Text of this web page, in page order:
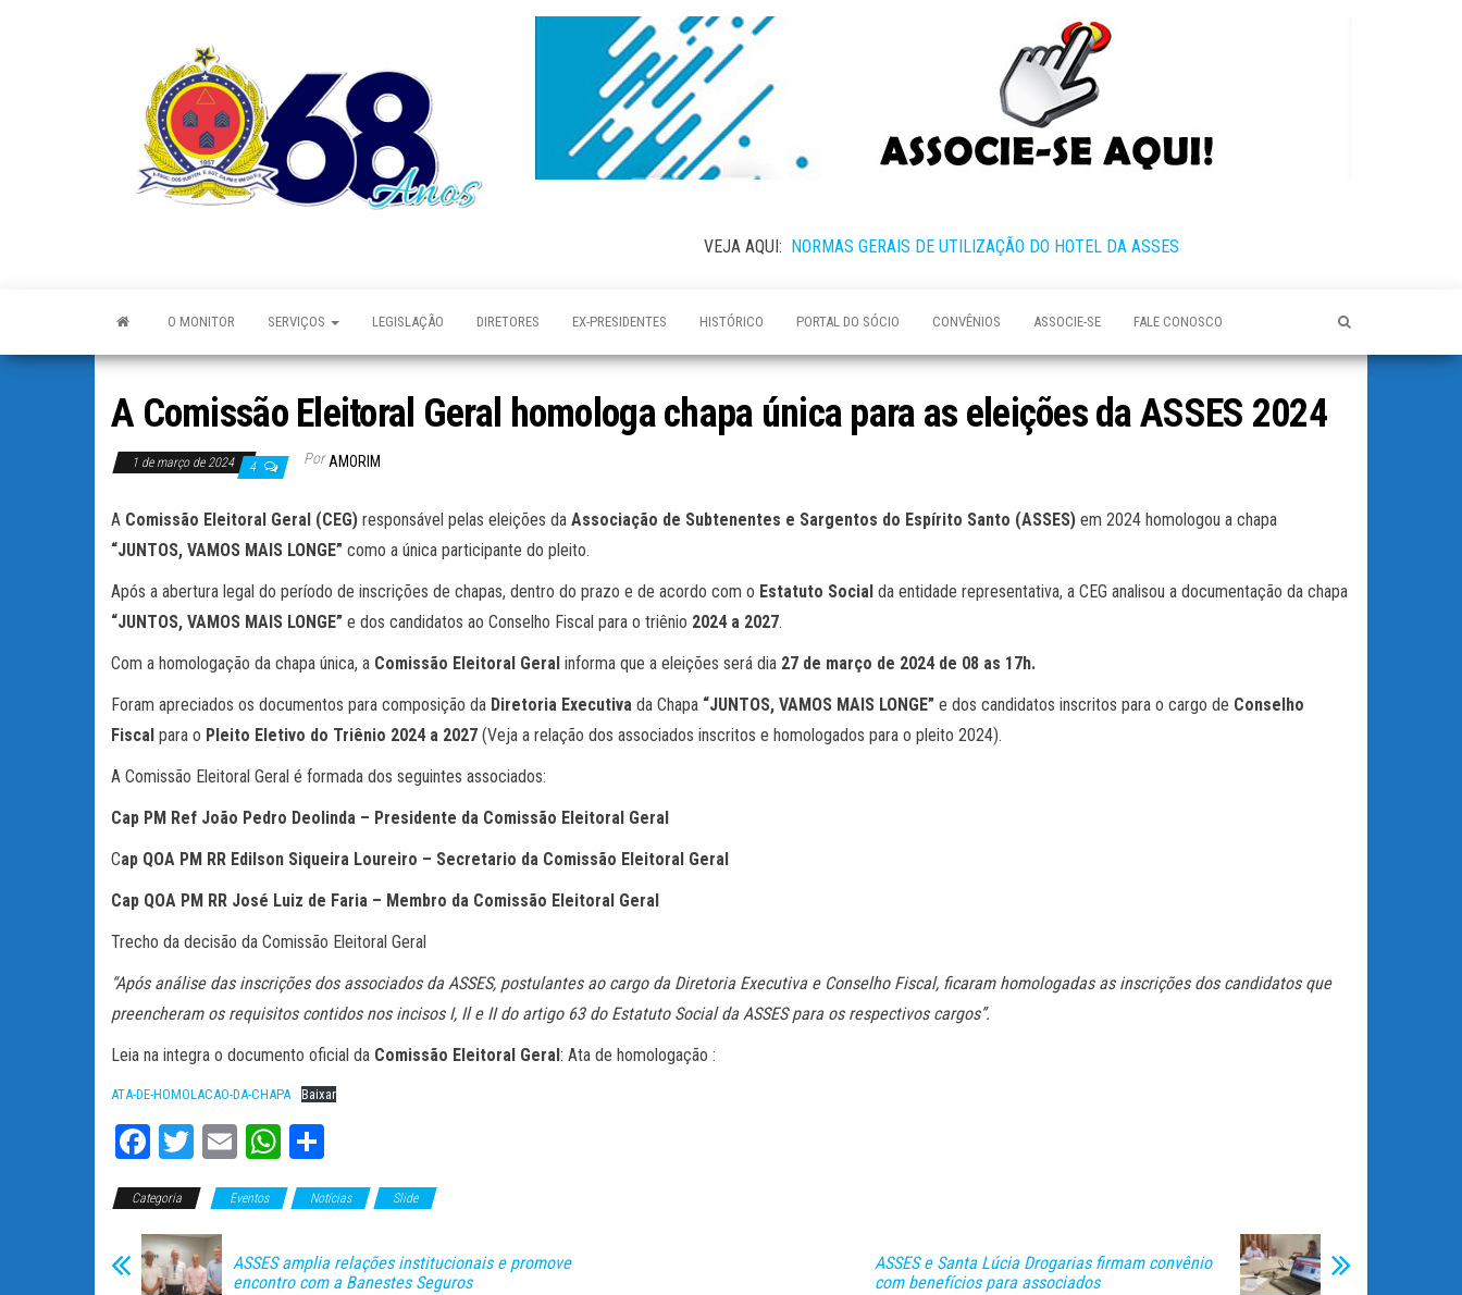
VEJA AQUI: NORMAS GERAIS DE UTILIZAÇÃO DO HOTEL DA ASSES
O MONITOR SERVIÇOS LEGISLAÇÃO DIRETORES EX-PRESIDENTES HISTÓRICO PORTAL DO SÓCIO CONVÊNIOS ASSOCIE-SE FALE CONOSCO
A Comissão Eleitoral Geral homologa chapa única para as eleições da ASSES 2024
1 de março de 2024 4 Por AMORIM
A Comissão Eleitoral Geral (CEG) responsável pelas eleições da Associação de Subtenentes e Sargentos do Espírito Santo (ASSES) em 2024 homologou a chapa
“JUNTOS, VAMOS MAIS LONGE” como a única participante do pleito.
Após a abertura legal do período de inscrições de chapas, dentro do prazo e de acordo com o Estatuto Social da entidade representativa, a CEG analisou a documentação da chapa
“JUNTOS, VAMOS MAIS LONGE” e dos candidatos ao Conselho Fiscal para o triênio 2024 a 2027.
Com a homologação da chapa única, a Comissão Eleitoral Geral informa que a eleições será dia 27 de março de 2024 de 08 as 17h.
Foram apreciados os documentos para composição da Diretoria Executiva da Chapa “JUNTOS, VAMOS MAIS LONGE” e dos candidatos inscritos para o cargo de Conselho
Fiscal para o Pleito Eletivo do Triênio 2024 a 2027 (Veja a relação dos associados inscritos e homologados para o pleito 2024).
A Comissão Eleitoral Geral é formada dos seguintes associados:
Cap PM Ref João Pedro Deolinda – Presidente da Comissão Eleitoral Geral
Cap QOA PM RR Edilson Siqueira Loureiro – Secretario da Comissão Eleitoral Geral
Cap QOA PM RR José Luiz de Faria – Membro da Comissão Eleitoral Geral
Trecho da decisão da Comissão Eleitoral Geral
“Após análise das inscrições dos associados da ASSES, postulantes ao cargo da Diretoria Executiva e Conselho Fiscal, ficaram homologadas as inscrições dos candidatos que
preencheram os requisitos contidos nos incisos I, Il e II do artigo 63 do Estatuto Social da ASSES para os respectivos cargos”.
Leia na integra o documento oficial da Comissão Eleitoral Geral: Ata de homologação :
ATA-DE-HOMOLACAO-DA-CHAPA Baixar
Fa
ce
bo
ok
T
wi
tt
er
E
m
ail
W
ha
ts
pp
o
m
pa
rti
Categoria Eventos Notícias Slide
ASSES amplia relações institucionais e promove
encontro com a Banestes Seguros
ASSES e Santa Lúcia Drogarias firmam convênio
com benefícios para associados